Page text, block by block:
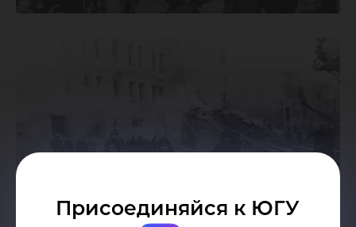
Присоединяйся к ЮГУ